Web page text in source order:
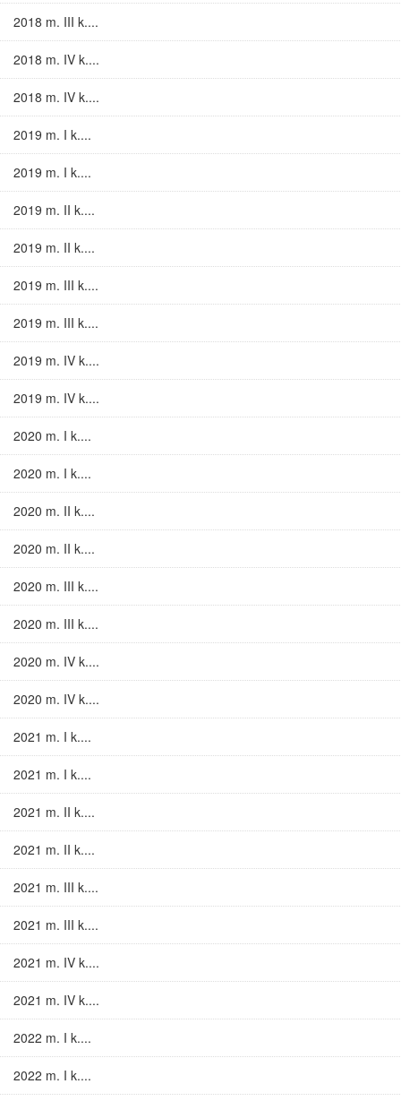
2018 m. III k....
2018 m. IV k....
2018 m. IV k....
2019 m. I k....
2019 m. I k....
2019 m. II k....
2019 m. II k....
2019 m. III k....
2019 m. III k....
2019 m. IV k....
2019 m. IV k....
2020 m. I k....
2020 m. I k....
2020 m. II k....
2020 m. II k....
2020 m. III k....
2020 m. III k....
2020 m. IV k....
2020 m. IV k....
2021 m. I k....
2021 m. I k....
2021 m. II k....
2021 m. II k....
2021 m. III k....
2021 m. III k....
2021 m. IV k....
2021 m. IV k....
2022 m. I k....
2022 m. I k....